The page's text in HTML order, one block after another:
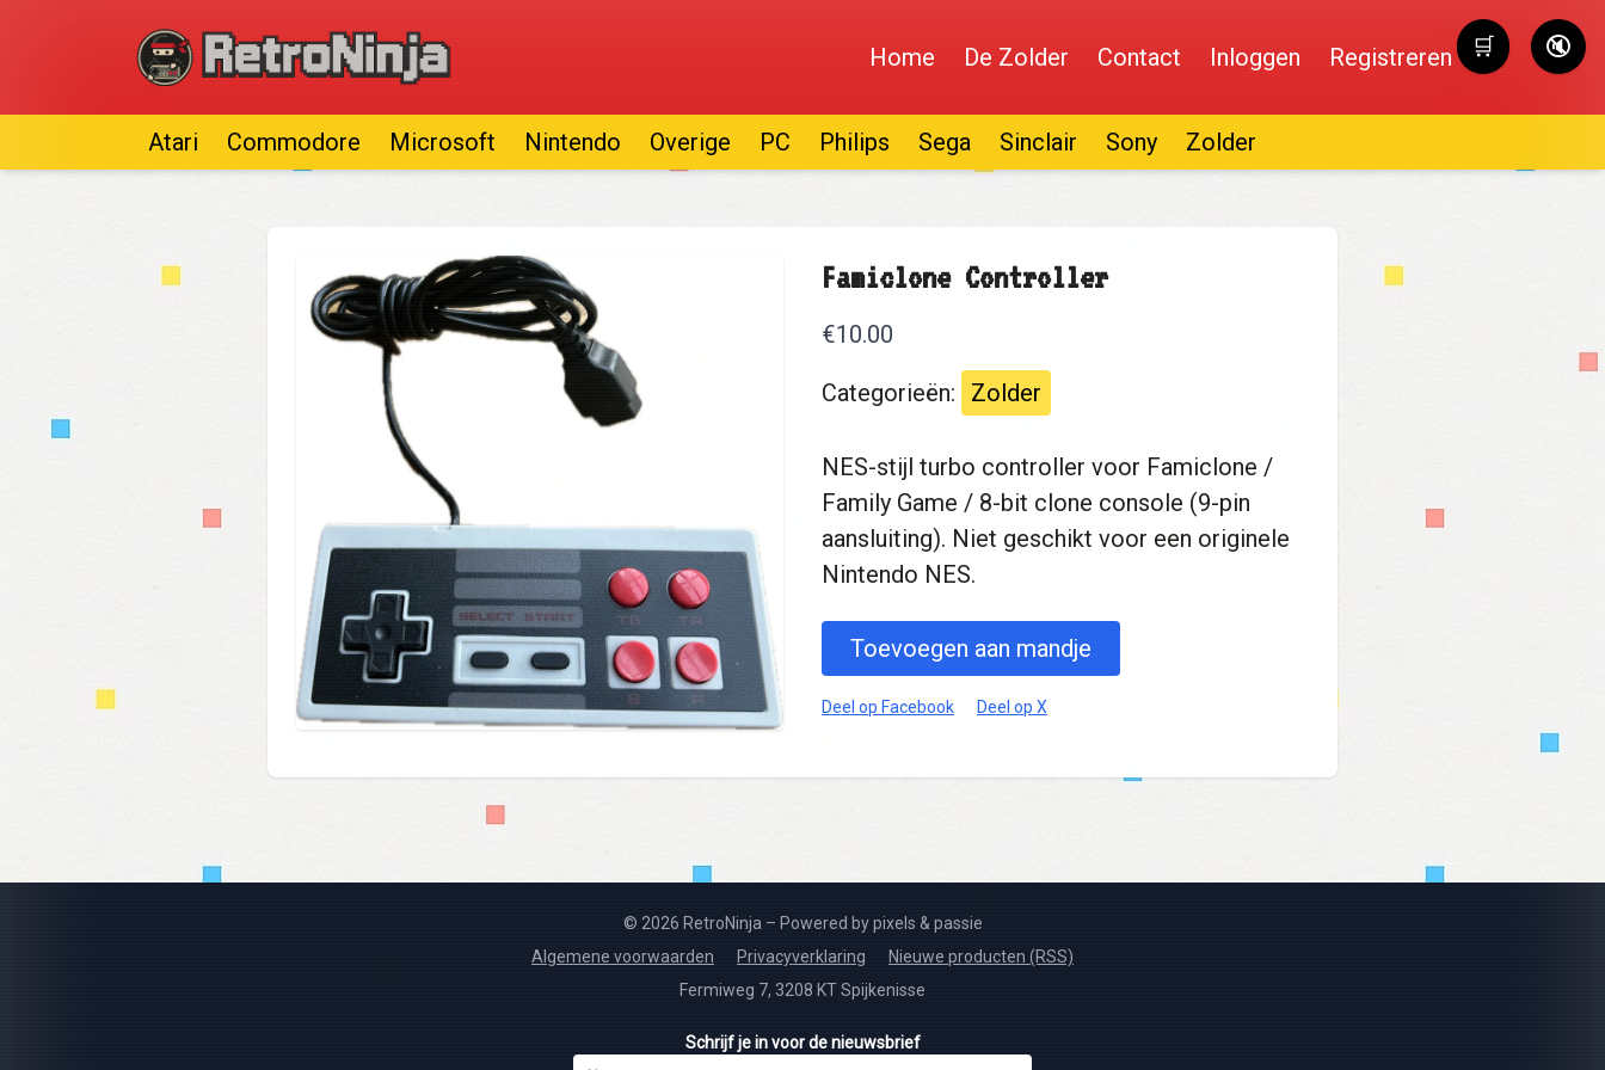
Home De Zolder Contact Inloggen Registreren
Atari Commodore Microsoft Nintendo Overige PC Philips Sega Sinclair Sony Zolder
🔇
🛒
Famiclone Controller
€10.00
Categorieën: Zolder
NES-stijl turbo controller voor Famiclone /
Family Game / 8-bit clone console (9-pin
aansluiting). Niet geschikt voor een originele
Nintendo NES.
Toevoegen aan mandje
Deel op Facebook Deel op X
© 2026 RetroNinja – Powered by pixels & passie
Algemene voorwaarden
Privacyverklaring
Nieuwe producten (RSS)
Fermiweg 7, 3208 KT Spijkenisse
Schrijf je in voor de nieuwsbrief